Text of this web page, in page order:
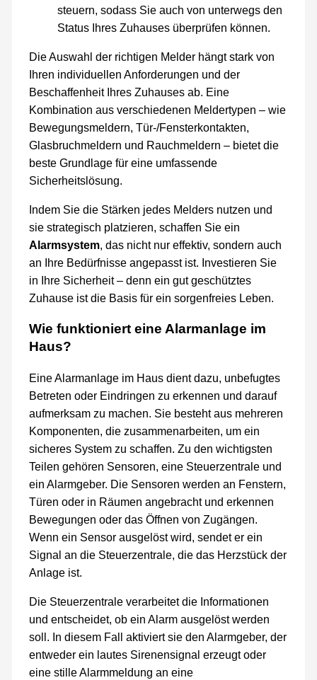
steuern, sodass Sie auch von unterwegs den
Status Ihres Zuhauses überprüfen können.
Die Auswahl der richtigen Melder hängt stark von
Ihren individuellen Anforderungen und der
Beschaffenheit Ihres Zuhauses ab. Eine
Kombination aus verschiedenen Meldertypen – wie
Bewegungsmeldern, Tür-/Fensterkontakten,
Glasbruchmeldern und Rauchmeldern – bietet die
beste Grundlage für eine umfassende
Sicherheitslösung.
Indem Sie die Stärken jedes Melders nutzen und
sie strategisch platzieren, schaffen Sie ein
Alarmsystem, das nicht nur effektiv, sondern auch
an Ihre Bedürfnisse angepasst ist. Investieren Sie
in Ihre Sicherheit – denn ein gut geschütztes
Zuhause ist die Basis für ein sorgenfreies Leben.
Wie funktioniert eine Alarmanlage im
Haus?
Eine Alarmanlage im Haus dient dazu, unbefugtes
Betreten oder Eindringen zu erkennen und darauf
aufmerksam zu machen. Sie besteht aus mehreren
Komponenten, die zusammenarbeiten, um ein
sicheres System zu schaffen. Zu den wichtigsten
Teilen gehören Sensoren, eine Steuerzentrale und
ein Alarmgeber. Die Sensoren werden an Fenstern,
Türen oder in Räumen angebracht und erkennen
Bewegungen oder das Öffnen von Zugängen.
Wenn ein Sensor ausgelöst wird, sendet er ein
Signal an die Steuerzentrale, die das Herzstück der
Anlage ist.
Die Steuerzentrale verarbeitet die Informationen
und entscheidet, ob ein Alarm ausgelöst werden
soll. In diesem Fall aktiviert sie den Alarmgeber, der
entweder ein lautes Sirenensignal erzeugt oder
eine stille Alarmmeldung an eine